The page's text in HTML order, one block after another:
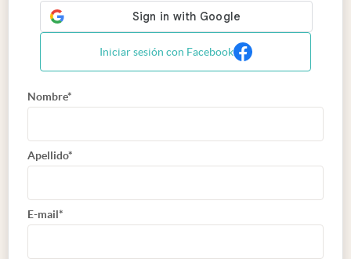
Iniciar sesión con Facebook
Nombre*
Apellido*
E-mail*